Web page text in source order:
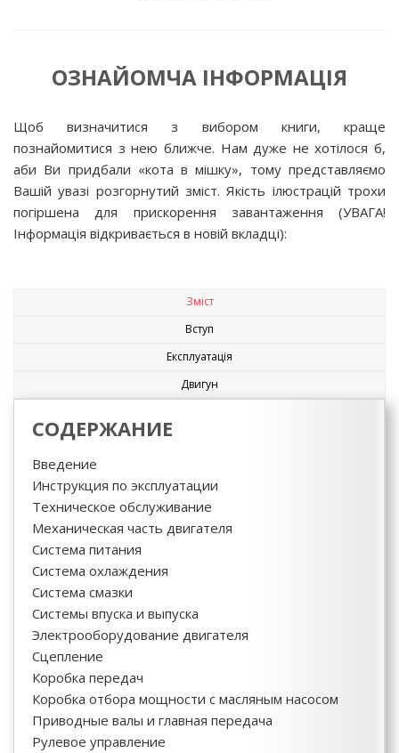
ОЗНАЙОМЧА ІНФОРМАЦІЯ
Щоб визначитися з вибором книги, краще
познайомитися з нею ближче. Нам дуже не хотілося б,
аби Ви придбали «кота в мішку», тому представляємо
Вашій увазі розгорнутий зміст. Якість ілюстрацій трохи
погіршена для прискорення завантаження (УВАГА!
Інформація відкривається в новій вкладці):
Зміст
Вступ
Експлуатація
Двигун
СОДЕРЖАНИЕ
Введение
Инструкция по эксплуатации
Техническое обслуживание
Механическая часть двигателя
Система питания
Система охлаждения
Система смазки
Системы впуска и выпуска
Электрооборудование двигателя
Сцепление
Коробка передач
Коробка отбора мощности с масляным насосом
Приводные валы и главная передача
Рулевое управление